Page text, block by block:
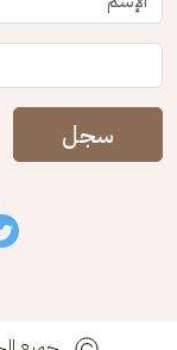
سجل